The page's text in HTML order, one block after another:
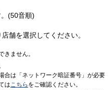
(50音順)
舗を選択してください。
きません。
合は「ネットワーク暗証番号」が必要
はこちら をご確認ください。